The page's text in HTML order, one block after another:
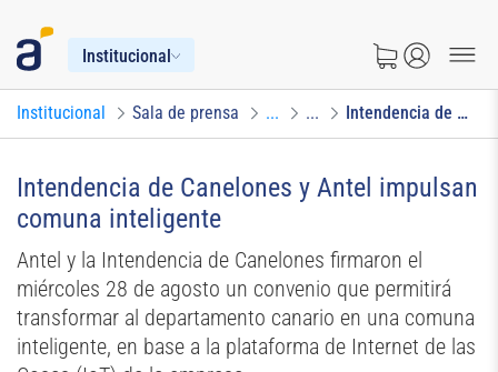
Institucional
Institucional Sala de prensa ... ... Intendencia de Canelones y Antel impulsan comuna inteligente
Intendencia de Canelones y Antel impulsan
comuna inteligente
Antel y la Intendencia de Canelones firmaron el
miércoles 28 de agosto un convenio que permitirá
transformar al departamento canario en una comuna
inteligente, en base a la plataforma de Internet de las